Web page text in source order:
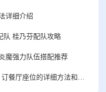
详细介绍
队 桂乃芬配队攻略
魔强力队伍搭配推荐